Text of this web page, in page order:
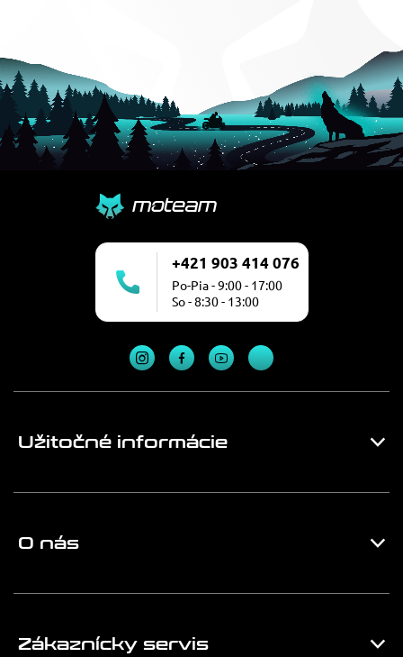
+421 903 414 076
Po-Pia - 9:00 - 17:00
So - 8:30 - 13:00
Užitočné informácie
O nás
Zákaznícky servis